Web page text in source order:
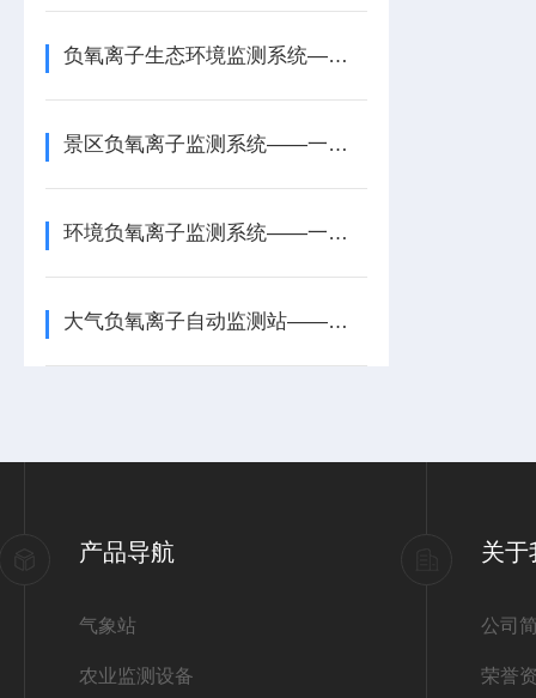
负氧离子生态环境监测系统—一款反应情况的森林负氧离子监测系统2025+派+送
景区负氧离子监测系统——一款生态保护的大气负氧离子自动监测站2025+派+送
环境负氧离子监测系统——一款预警污染的景区负氧离子监测站2025+派+送
大气负氧离子自动监测站——一款治理的景区负氧离子监测系统2025+派+送
产品导航
气象站
农业监测设备
关于
公司
荣誉